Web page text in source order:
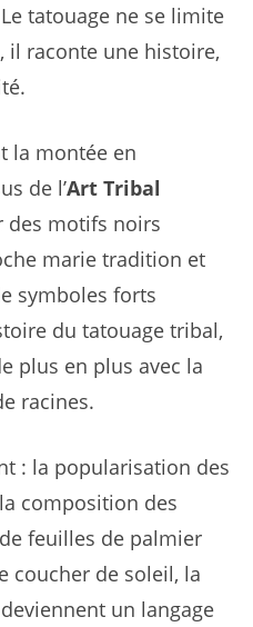
tatouage ne se limite
il raconte une histoire,
la montée en
de l’Art Tribal
des motifs noirs
marie tradition et
symboles forts
du tatouage tribal,
plus en plus avec la
racines.
: la popularisation des
composition des
feuilles de palmier
coucher de soleil, la
un langage